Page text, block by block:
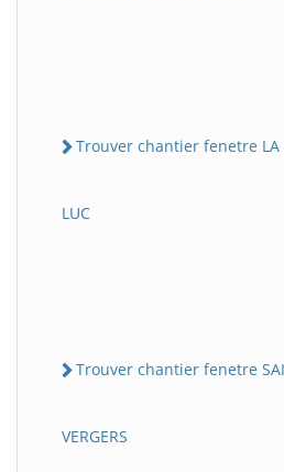
Trouver chantier fenetre LA
LUC
Trouver chantier fenetre
VERGERS